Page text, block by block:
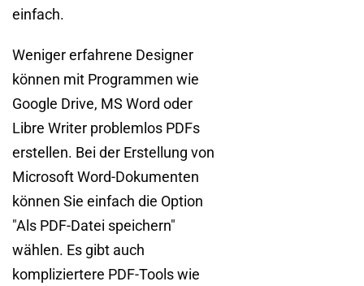
einfach.
Weniger erfahrene Designer
können mit Programmen wie
Google Drive, MS Word oder
Libre Writer problemlos PDFs
erstellen. Bei der Erstellung von
Microsoft Word-Dokumenten
können Sie einfach die Option
"Als PDF-Datei speichern"
wählen. Es gibt auch
kompliziertere PDF-Tools wie